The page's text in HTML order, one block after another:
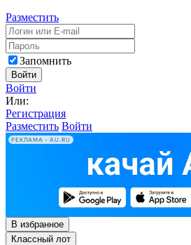
Разместить
Запомнить
Войти
Войти
Или:
Регистрация
Разместить Войти
РЕКЛАМА • AU.RU
В избранное
Классный лот